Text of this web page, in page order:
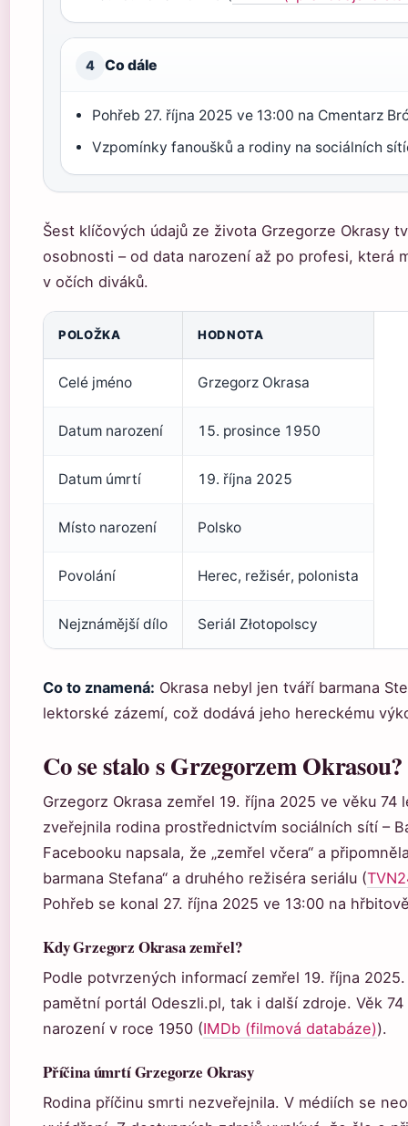
4 Co dále
Pohřeb 27. října 2025 ve 13:00 na Cmentarz
Vzpomínky fanoušků a rodiny na sociálních
Šest klíčových údajů ze života Grzegorze Okrasy
osobnosti – od data narození až po profesi, která
v očích diváků.
POLOŽKA HODNOTA
Celé jméno Grzegorz Okrasa
Datum narození 15. prosince 1950
Datum úmrtí 19. října 2025
Místo narození Polsko
Povolání Herec, režisér, polonista
Nejznámější dílo Seriál Złotopolscy
Co to znamená: Okrasa nebyl jen tváří barmana
lektorské zázemí, což dodává jeho hereckému
Co se stalo s Grzegorzem Okrasou?
Grzegorz Okrasa zemřel 19. října 2025 ve věku 74
zveřejnila rodina prostřednictvím sociálních sítí –
Facebooku napsala, že „zemřel včera“ a
barmana Stefana“ a druhého režiséra seriálu (
Pohřeb se konal 27. října 2025 ve 13:00 na
Kdy Grzegorz Okrasa zemřel?
Podle potvrzených informací zemřel 19. října
pamětní portál Odeszli.pl, tak i další zdroje. Věk
narození v roce 1950 (IMDb (filmová databáze)).
Příčina úmrtí Grzegorze Okrasy
Rodina příčinu smrti nezveřejnila. V médiích se